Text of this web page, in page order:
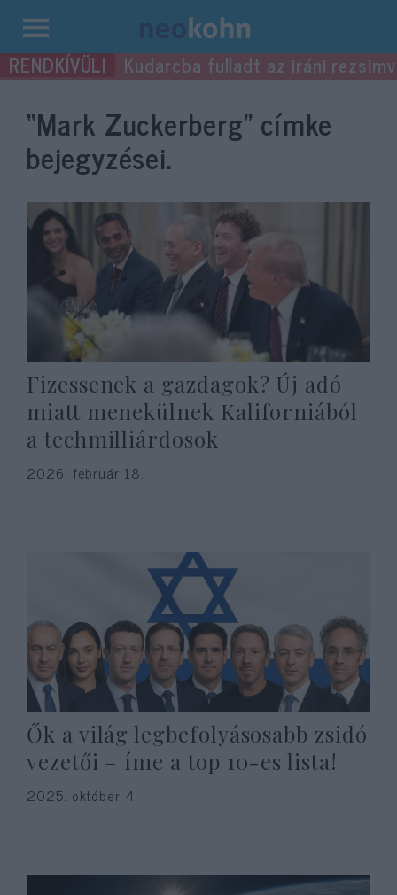
Kilépés
a Kudarcba fulladt az iráni
“Mark Zuckerberg” címke
bejegyzései.
Fizessenek a gazdagok? Új adó
miatt menekülnek Kaliforniából
a techmilliárdosok
2026. február 18.
Ők a világ legbefolyásosabb zsidó
vezetői – íme a top 10-es lista!
2025. október 4.